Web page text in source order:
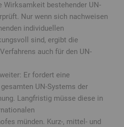
Wirksamkeit bestehender UN-
Nur wenn sich nachweisen
individuellen
sind, ergibt die
auch für den UN-
Er fordert eine
UN-Systems der
Langfristig müsse diese in
münden. Kurz-, mittel- und